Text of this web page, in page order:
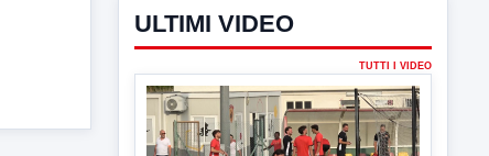
ULTIMI VIDEO
TUTTI I VIDEO